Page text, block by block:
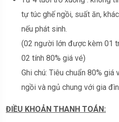
tự túc ghế ngồi, suất ăn,
nếu phát sinh.
(02 người lớn được kèm 01
02 tính 80% giá vé)
Ghi chú: Tiêu chuẩn 80%
ngồi và ngủ chung với gia
ĐIỀU KHOẢN THANH TOÁN: